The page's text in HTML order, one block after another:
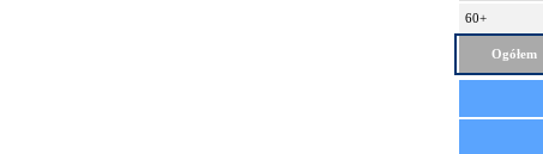
60+
Ogółem